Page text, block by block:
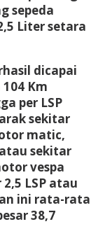
sepeda
Liter setara
dicapai
Km
per LSP
sekitar
matic,
sekitar
vespa
LSP atau
ini rata-rata
38,7